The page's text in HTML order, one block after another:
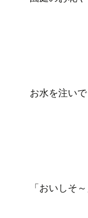
お水を注い
「おいしそ